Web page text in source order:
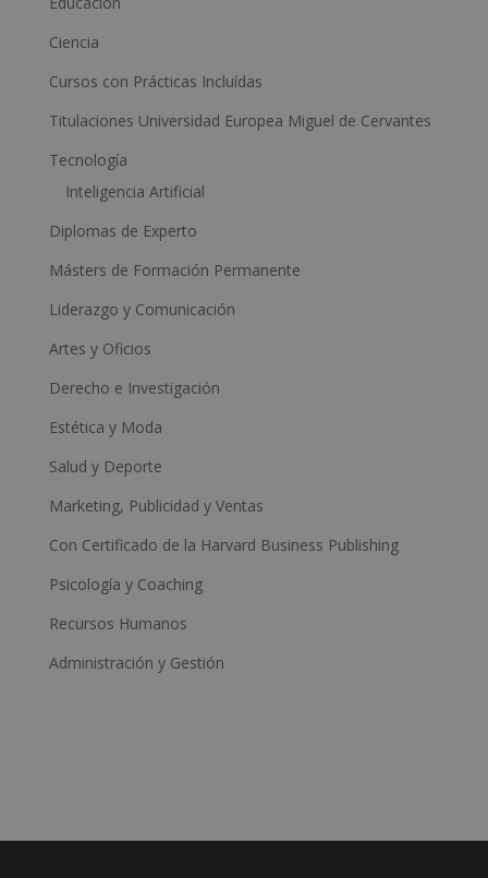
t
i
Ciencia
Cursos con Prácticas Incluídas
Titulaciones Universidad Europea Miguel de Cervantes
Tecnología
Inteligencia Artificial
Diplomas de Experto
Másters de Formación Permanente
Liderazgo y Comunicación
Artes y Oficios
Derecho e Investigación
Estética y Moda
Salud y Deporte
Marketing, Publicidad y Ventas
Con Certificado de la Harvard Business Publishing
Psicología y Coaching
Recursos Humanos
Administración y Gestión